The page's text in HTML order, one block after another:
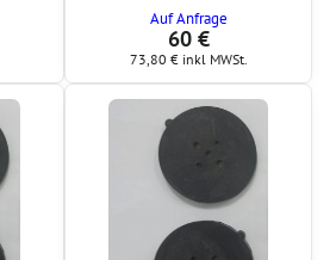
Auf Anfrage
60 €
73,80 € inkl MWSt.